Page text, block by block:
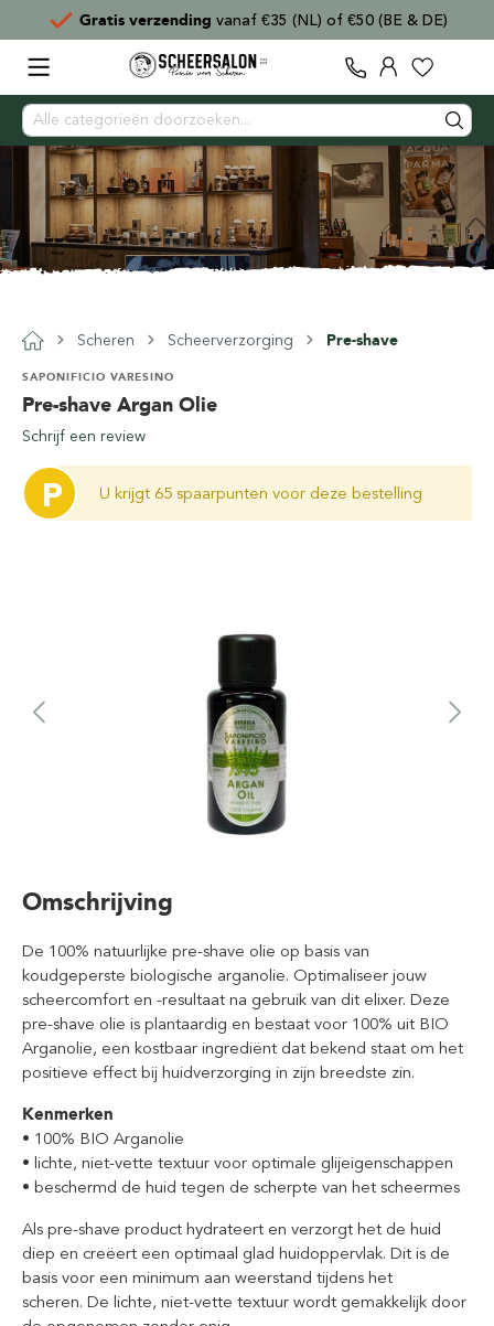
Gratis verzendingvanaf €35 (NL) of €50 (BE & DE)
Scheren Scheerverzorging Pre-shave
Pre-shave Argan Olie
SAPONIFICIO VARESINO
Schrijf een review
P U krijgt 65 spaarpunten voor deze bestelling
Omschrijving
De 100% natuurlijke pre-shave olie op basis van
koudgeperste biologische arganolie. Optimaliseer jouw
scheercomfort en -resultaat na gebruik van dit elixer. Deze
pre-shave olie is plantaardig en bestaat voor 100% uit BIO
Arganolie, een kostbaar ingrediënt dat bekend staat om het
positieve effect bij huidverzorging in zijn breedste zin.
Kenmerken
• 100% BIO Arganolie
• lichte, niet-vette textuur voor optimale glijeigenschappen
• beschermd de huid tegen de scherpte van het scheermes
Als pre-shave product hydrateert en verzorgt het de huid
diep en creëert een optimaal glad huidoppervlak. Dit is de
basis voor een minimum aan weerstand tijdens het
scheren. De lichte, niet-vette textuur wordt gemakkelijk door